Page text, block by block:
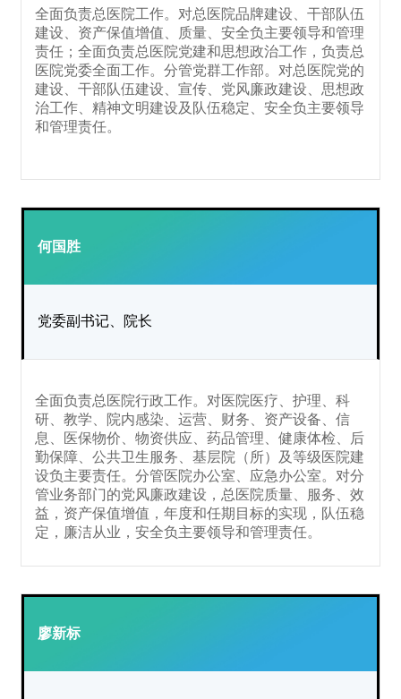
全面负责总医院工作。 对总医院品牌建设、干部队伍
建设、资产保值增值、质量、安全负主要领导和管理
责任；全面负责总医院党建和思想政治工作，负责总
医院党委全面工作。 分管党群工作部。对总医院党的
建设、干部队伍建设、宣传、党风廉政建设、思想政
治工作、精神文明建设及队伍稳定、安全负主要领导
和管理责任。
何国胜
党委副书记、院长
全面负责总医院行政工作。对医院医疗、护理、科
研、教学、院内感染、运营、 财务、 资产设备、信
息、医保物价、物资供应、药品管理、健康体检、后
勤保障、 公共卫生服务 基层院（所）
及等级医院建
设负主要责任。分管医院办公室 、应急办公室。对分
管业务部门的党风廉政建设，总医院质量、服务、效
益，资产保值增值，年度和任期目标的实现，队伍稳
定，廉洁从业，安全负主要领导和管理责任。
廖新标